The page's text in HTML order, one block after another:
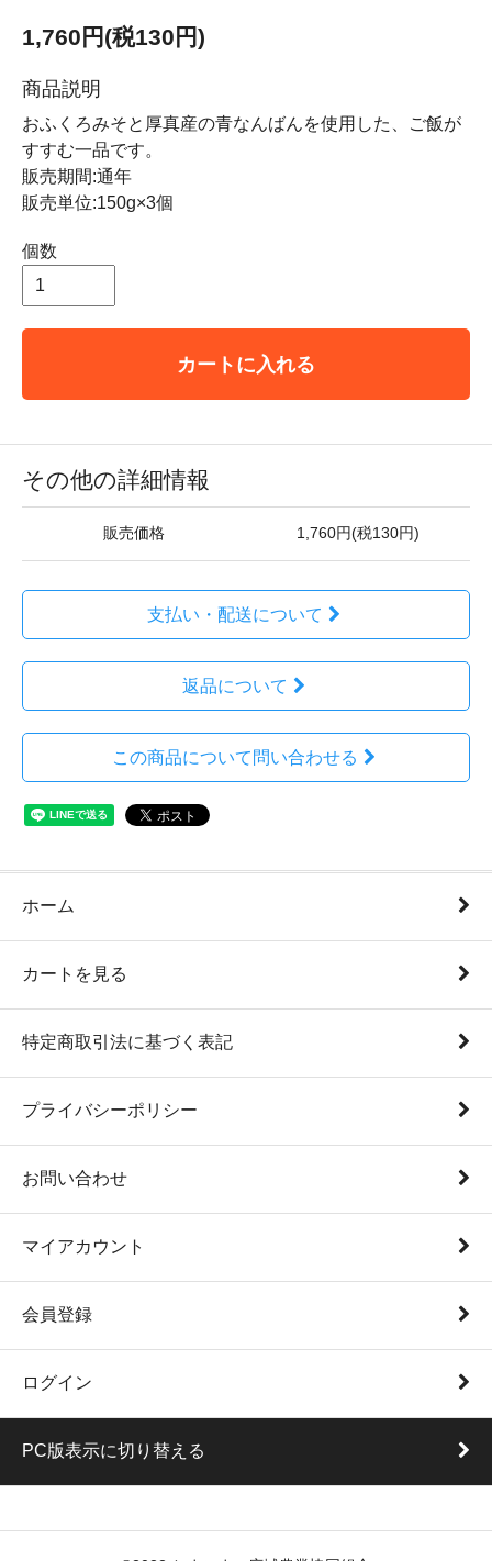
1,760円(税130円)
商品説明
おふくろみそと厚真産の青なんばんを使用した、ご飯が
すすむ一品です。
販売期間:通年
販売単位:150g×3個
個数
カートに入れる
その他の詳細情報
販売価格 1,760円(税130円)
支払い・配送について
返品について
この商品について問い合わせる
ホーム
カートを見る
特定商取引法に基づく表記
プライバシーポリシー
お問い合わせ
マイアカウント
会員登録
ログイン
PC版表示に切り替える